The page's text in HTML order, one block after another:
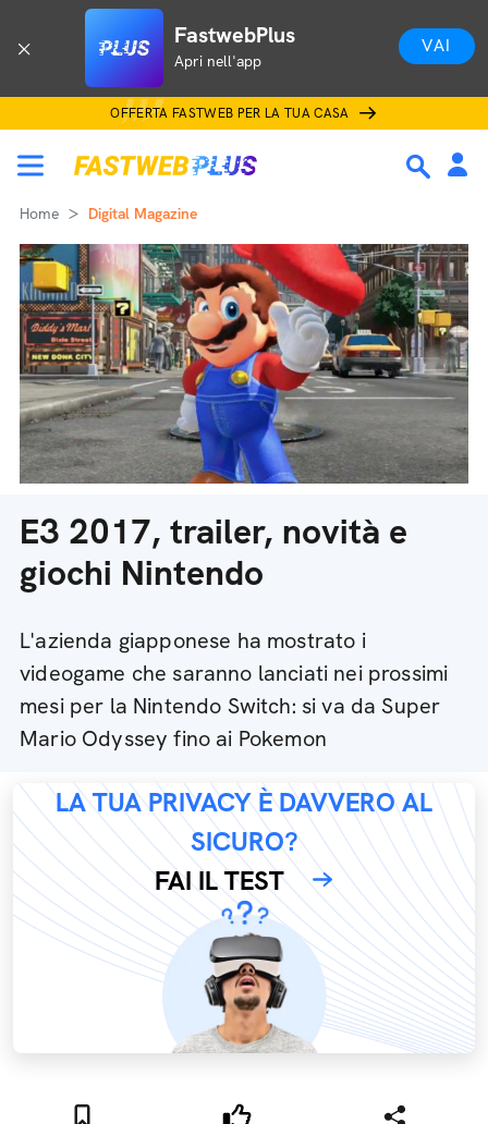
FastwebPlus
Apri nell'app
VAI
OFFERTA FASTWEB PER LA TUA CASA
Home Digital Magazine
E3 2017, trailer, novità e
giochi Nintendo
L'azienda giapponese ha mostrato i
videogame che saranno lanciati nei prossimi
mesi per la Nintendo Switch: si va da Super
Mario Odyssey fino ai Pokemon
LA TUA PRIVACY È DAVVERO AL
SICURO?
FAI IL TEST